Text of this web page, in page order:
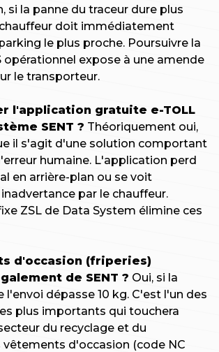
si la panne du traceur dure plus
chauffeur doit immédiatement
le plus proche. Poursuivre la
opérationnel expose à une amende
le transporteur.
l'application gratuite e-TOLL
SENT ? Théoriquement oui,
il s'agit d'une solution comportant
humaine. L'application perd
en arrière-plan ou se voit
par le chauffeur.
ZSL de Data System élimine ces
d'occasion (friperies)
de SENT ? Oui, si la
l'envoi dépasse 10 kg. C'est l'un des
plus importants qui touchera
du recyclage et du
d'occasion (code NC